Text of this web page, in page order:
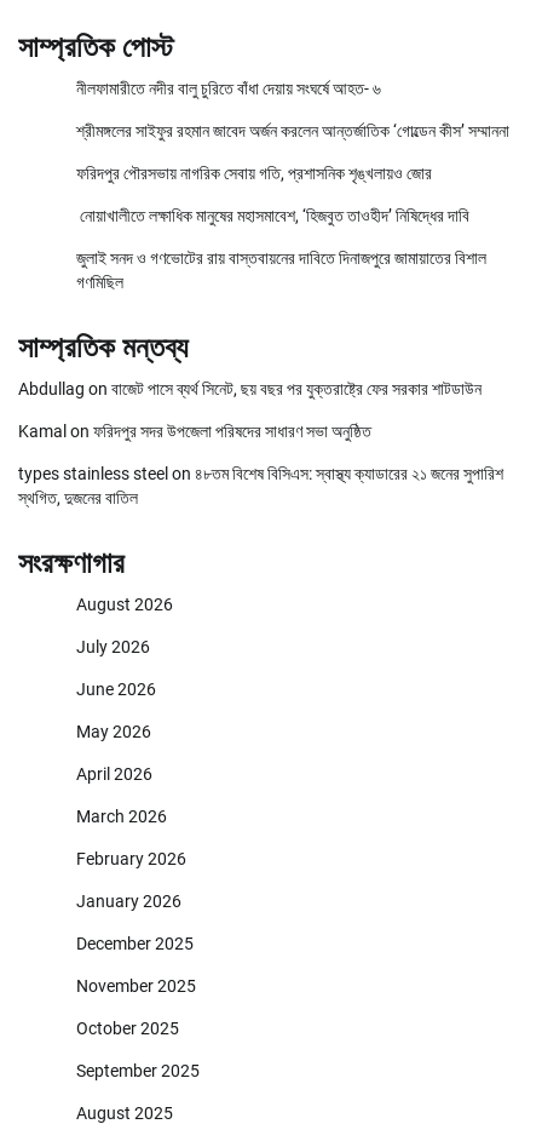
সাম্প্রতিক পোস্ট
নীলফামারীতে নদীর বালু চুরিতে বাঁধা দেয়ায় সংঘর্ষে আহত- ৬
শ্রীমঙ্গলের সাইফুর রহমান জাবেদ অর্জন করলেন আন্তর্জাতিক ‘গোল্ডেন কীস’ সম্মাননা
ফরিদপুর পৌরসভায় নাগরিক সেবায় গতি, প্রশাসনিক শৃঙ্খলায়ও জোর
নোয়াখালীতে লক্ষাধিক মানুষের মহাসমাবেশ, ‘হিজবুত তাওহীদ’ নিষিদ্ধের দাবি
জুলাই সনদ ও গণভোটের রায় বাস্তবায়নের দাবিতে দিনাজপুরে জামায়াতের বিশাল
গণমিছিল
সাম্প্রতিক মন্তব্য
Abdullag on বাজেট পাসে ব্যর্থ সিনেট, ছয় বছর পর যুক্তরাষ্ট্রে ফের সরকার শাটডাউন
Kamal on ফরিদপুর সদর উপজেলা পরিষদের সাধারণ সভা অনুষ্ঠিত
types stainless steel on ৪৮তম বিশেষ বিসিএস: স্বাস্থ্য ক্যাডারের ২১ জনের সুপারিশ
স্থগিত, দুজনের বাতিল
সংরক্ষণাগার
August 2026
July 2026
June 2026
May 2026
April 2026
March 2026
February 2026
January 2026
December 2025
November 2025
October 2025
September 2025
August 2025